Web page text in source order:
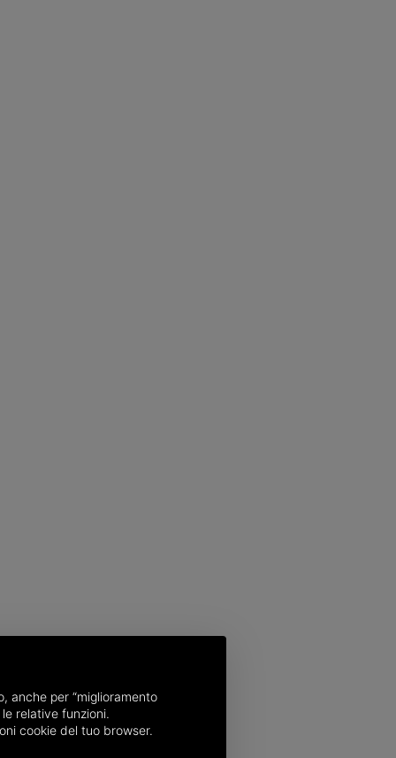
anche per “miglioramento
relative funzioni.
cookie del tuo browser.